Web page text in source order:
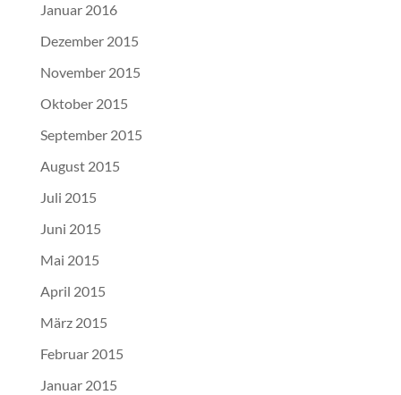
Januar 2016
Dezember 2015
November 2015
Oktober 2015
September 2015
August 2015
Juli 2015
Juni 2015
Mai 2015
April 2015
März 2015
Februar 2015
Januar 2015